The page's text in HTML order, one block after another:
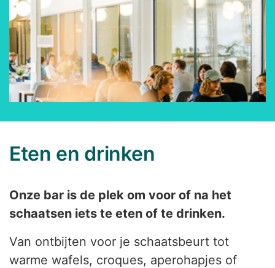
Eten en drinken
Onze bar is de plek om voor of na het
schaatsen iets te eten of te drinken.
Van ontbijten voor je schaatsbeurt tot
warme wafels, croques, aperohapjes of